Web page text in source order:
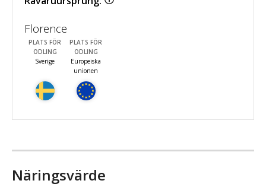
Florence
PLATS FÖR
ODLING
Sverige
PLATS FÖR
ODLING
Europeiska
unionen
Näringsvärde